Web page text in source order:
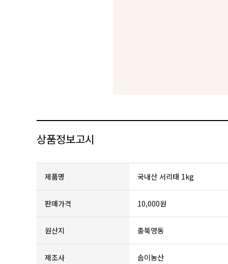
상품정보고시
제품명 국내산 서리태 1kg
판매가격 10,000원
원산지 충북영동
제조사 솜이농산